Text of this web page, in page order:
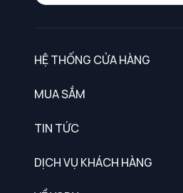
HỆ THỐNG CỬA HÀNG
MUA SẮM
TIN TỨC
DỊCH VỤ KHÁCH HÀNG
Chính sách khách hàng thân thiết